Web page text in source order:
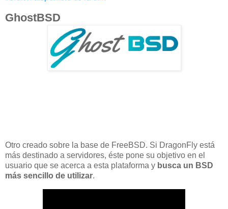
GhostBSD
Otro creado sobre la base de FreeBSD. Si DragonFly está
más destinado a servidores, éste pone su objetivo en el
usuario que se acerca a esta plataforma y busca un BSD
más sencillo de utilizar.